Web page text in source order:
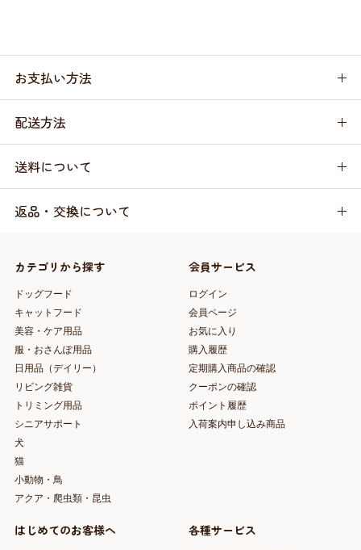
お支払い方法
配送方法
送料について
返品・交換について
カテゴリから探す
ドッグフード
キャットフード
美容・ケア用品
服・おさんぽ用品
日用品（デイリー）
リビング雑貨
トリミング用品
シニアサポート
犬
猫
小動物・鳥
アクア・爬虫類・昆虫
会員サービス
ログイン
会員ページ
お気に入り
購入履歴
定期購入商品の確認
クーポンの確認
ポイント履歴
入荷案内申し込み商品
はじめてのお客様へ 各種サービス